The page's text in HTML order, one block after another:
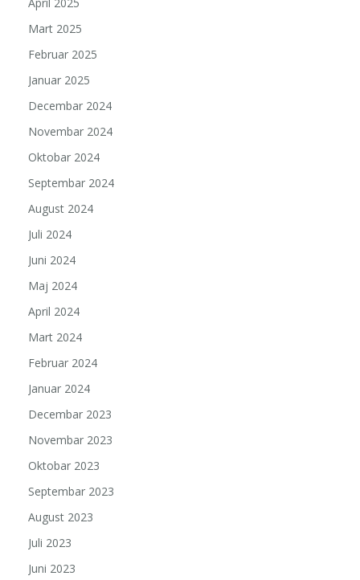
Mart 2025
Februar 2025
Januar 2025
Decembar 2024
Novembar 2024
Oktobar 2024
Septembar 2024
August 2024
Juli 2024
Juni 2024
Maj 2024
April 2024
Mart 2024
Februar 2024
Januar 2024
Decembar 2023
Novembar 2023
Oktobar 2023
Septembar 2023
August 2023
Juli 2023
Juni 2023